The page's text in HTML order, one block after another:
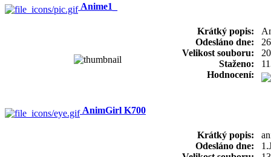
Anime1_
Krátký popis:
Odesláno dne:
Velikost souboru:
Staženo:
Hodnocení:
AnimGirl K700
Krátký popis:
Odesláno dne: